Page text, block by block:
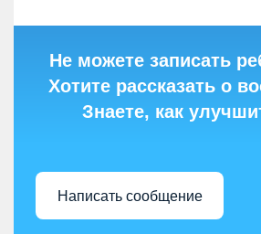
Не можете записать
Хотите рассказать о
Знаете, как
Написать сообщение